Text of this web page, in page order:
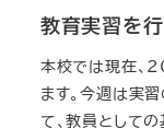
教育実習を行
本校では現在、
ます。今週は実
て、教員として